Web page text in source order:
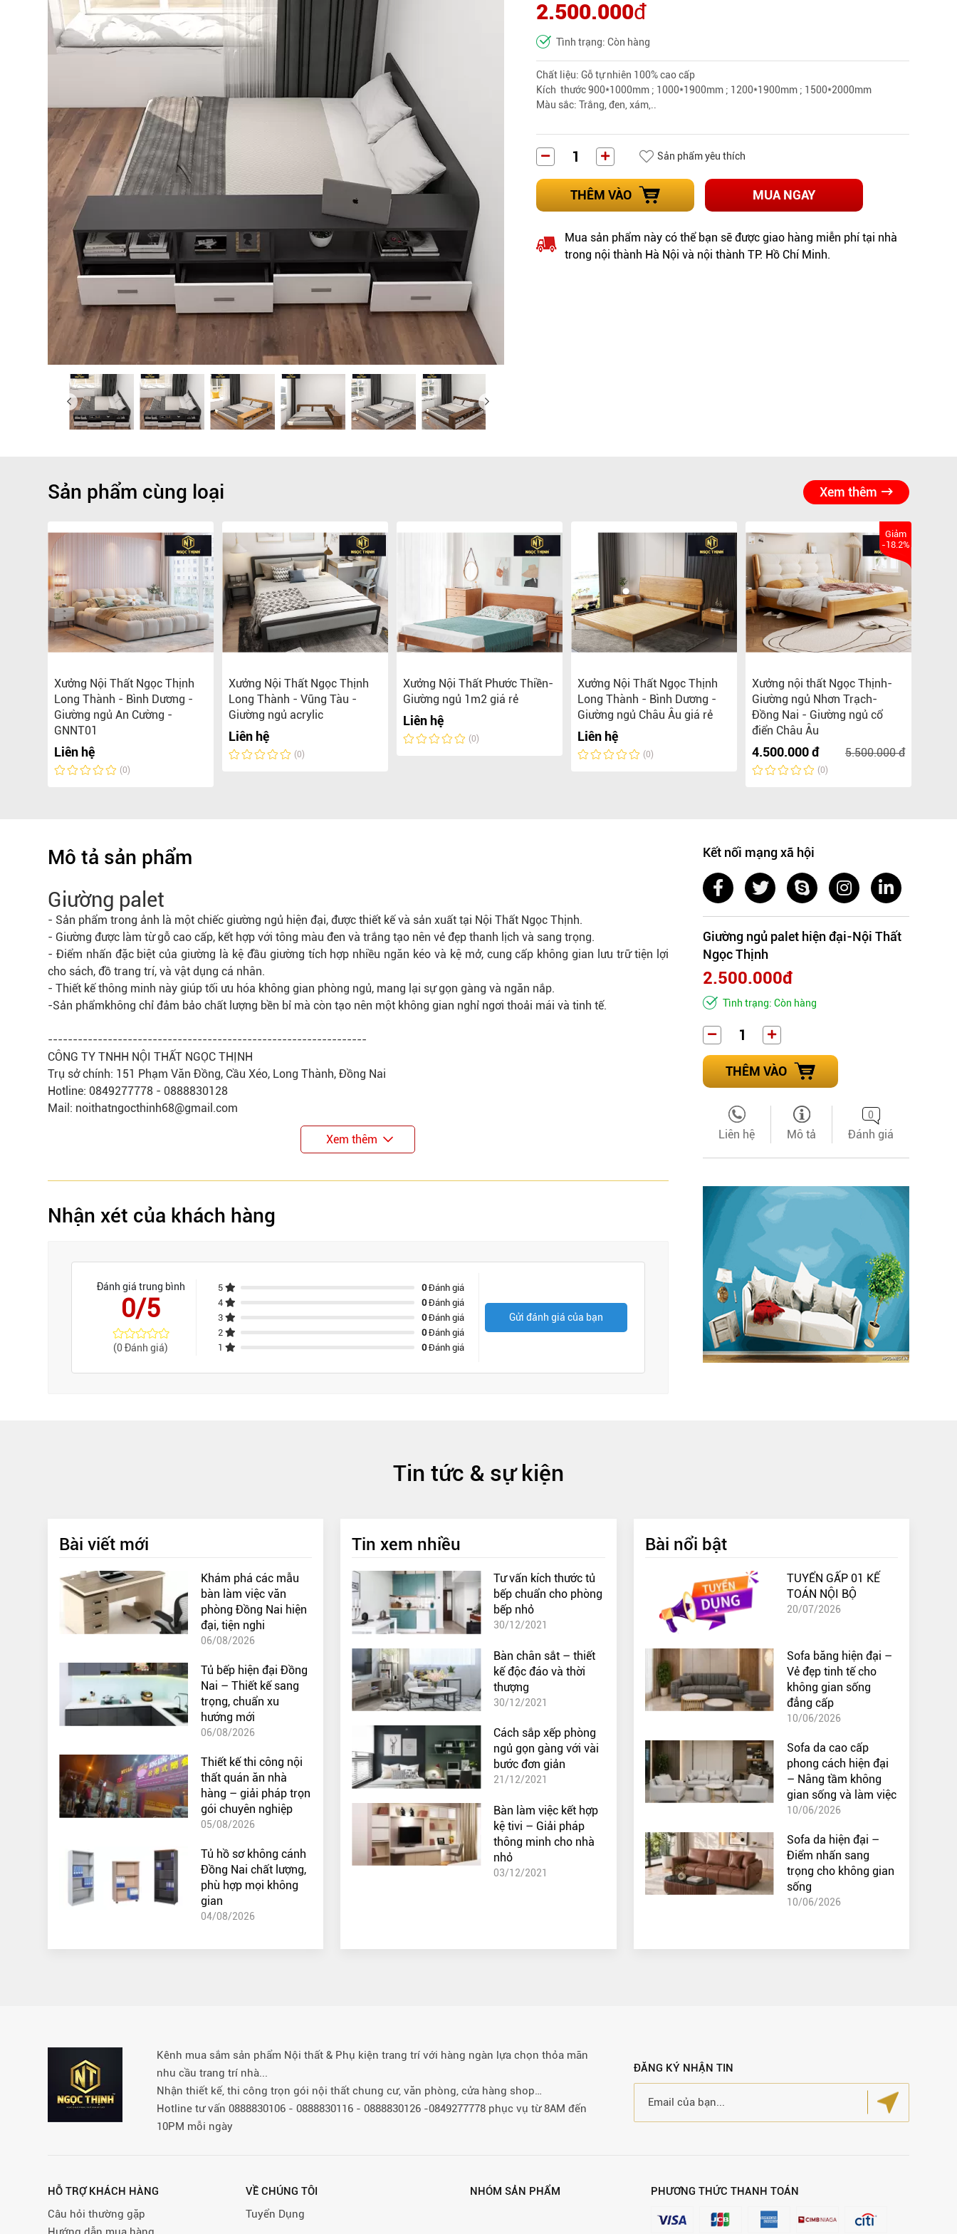
Bếp từ-Bếp hồng ngoại
Chậu rửa bát
Ray trượt – bản lề – tay nắm cửa
Giá để dao thớt
Kệ để chất tẩy rửa
Kệ gia vị
Kệ góc liên hoàn
2.500.000đ
Tình trạng: Còn hàng
Chất liệu: Gỗ tự nhiên 100% cao cấp
Kích thước 900*1000mm ; 1000*1900mm ; 1200*1900mm ; 1500*2000mm
Màu sắc: Trắng, đen, xám,..
Sản phẩm yêu thích
THÊM VÀO MUA NGAY
Mua sản phẩm này có thể bạn sẽ được giao hàng miễn phí tại nhà
trong nội thành Hà Nội và nội thành TP. Hồ Chí Minh.
Sản phẩm cùng loại Xem thêm
Xưởng Nội Thất Ngọc Thịnh
Long Thành - Bình Dương -
Giường ngủ An Cường -
GNNT01
Liên hệ
(0)
Xưởng Nội Thất Ngọc Thịnh
Long Thành - Vũng Tàu -
Giường ngủ acrylic
Liên hệ
(0)
Xưởng Nội Thất Phước Thiền-
Giường ngủ 1m2 giá rẻ
Liên hệ
(0)
Xưởng Nội Thất Ngọc Thịnh
Long Thành - Bình Dương -
Giường ngủ Châu Âu giá rẻ
Liên hệ
(0)
Giảm
-18.2%
Xưởng nội thất Ngọc Thịnh-
Giường ngủ Nhơn Trạch-
Đồng Nai - Giường ngủ cổ
điển Châu Âu
4.500.000 đ 5.500.000 đ
(0)
Mô tả sản phẩm
Giường palet
- Sản phẩm trong ảnh là một chiếc giường ngủ hiện đại, được thiết kế và sản xuất tại Nội Thất Ngọc Thịnh.
- Giường được làm từ gỗ cao cấp, kết hợp với tông màu đen và trắng tạo nên vẻ đẹp thanh lịch và sang trọng.
- Điểm nhấn đặc biệt của giường là kệ đầu giường tích hợp nhiều ngăn kéo và kệ mở, cung cấp không gian lưu trữ tiện lợi
cho sách, đồ trang trí, và vật dụng cá nhân.
- Thiết kế thông minh này giúp tối ưu hóa không gian phòng ngủ, mang lại sự gọn gàng và ngăn nắp.
-Sản phẩmkhông chỉ đảm bảo chất lượng bền bỉ mà còn tạo nên một không gian nghỉ ngơi thoải mái và tinh tế.
----------------------------------------------------------------
CÔNG TY TNHH NỘI THẤT NGỌC THỊNH
Trụ sở chính: 151 Phạm Văn Đồng, Cầu Xéo, Long Thành, Đồng Nai
Hotline: 0849277778 - 0888830128
Mail: noithatngocthinh68@gmail.com
Xem thêm
Nhận xét của khách hàng
Đánh giá trung bình
0/5
(0 Đánh giá)
5 0Đánh giá
4
0Đánh giá
3
0Đánh giá
2
0Đánh giá
1
0Đánh giá
Gửi đánh giá của bạn
Kết nối mạng xã hội
Giường ngủ palet hiện đại-Nội Thất
Ngọc Thịnh
2.500.000đ
Tình trạng: Còn hàng
THÊM VÀO
Liên hệ Mô tả
0
Đánh giá
Tin tức & sự kiện
Bài viết mới
Khám phá các mẫu
bàn làm việc văn
phòng Đồng Nai hiện
đại, tiện nghi
06/08/2026
Tủ bếp hiện đại Đồng
Nai – Thiết kế sang
trọng, chuẩn xu
hướng mới
06/08/2026
Thiết kế thi công nội
thất quán ăn nhà
hàng – giải pháp trọn
gói chuyên nghiệp
05/08/2026
Tủ hồ sơ không cánh
Đồng Nai chất lượng,
phù hợp mọi không
gian
04/08/2026
Tin xem nhiều
Tư vấn kích thước tủ
bếp chuẩn cho phòng
bếp nhỏ
30/12/2021
Bàn chân sắt – thiết
kế độc đáo và thời
thượng
30/12/2021
Cách sắp xếp phòng
ngủ gọn gàng với vài
bước đơn giản
21/12/2021
Bàn làm việc kết hợp
kệ tivi – Giải pháp
thông minh cho nhà
nhỏ
03/12/2021
Bài nổi bật
TUYỂN GẤP 01 KẾ
TOÁN NỘI BỘ
20/07/2026
Sofa băng hiện đại –
Vẻ đẹp tinh tế cho
không gian sống
đẳng cấp
10/06/2026
Sofa da cao cấp
phong cách hiện đại
– Nâng tầm không
gian sống và làm việc
10/06/2026
Sofa da hiện đại –
Điểm nhấn sang
trọng cho không gian
sống
10/06/2026
Kênh mua sắm sản phẩm Nội thất & Phụ kiện trang trí với hàng ngàn lựa chọn thỏa mãn
nhu cầu trang trí nhà...
Nhận thiết kế, thi công trọn gói nội thất chung cư, văn phòng, cửa hàng shop…
Hotline tư vấn 0888830106 - 0888830116 - 0888830126 -0849277778 phục vụ từ 8AM đến
10PM mỗi ngày
ĐĂNG KÝ NHẬN TIN
HỖ TRỢ KHÁCH HÀNG
Câu hỏi thường gặp
VỀ CHÚNG TÔI
Tuyển Dụng
NHÓM SẢN PHẨM PHƯƠNG THỨC THANH TOÁN